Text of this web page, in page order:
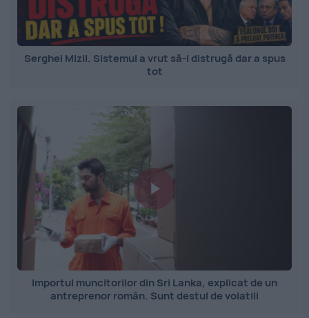
Serghei Mizil. Sistemul a vrut să-l distrugă dar a spus
tot
Importul muncitorilor din Sri Lanka, explicat de un
antreprenor român. Sunt destul de volatili